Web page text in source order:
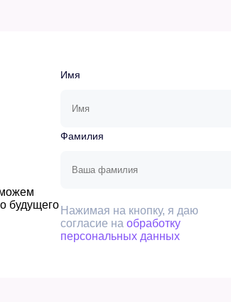
будущего
Имя
Фамилия
Нажимая на кнопку, я даю
согласие на обработку
персональных данных